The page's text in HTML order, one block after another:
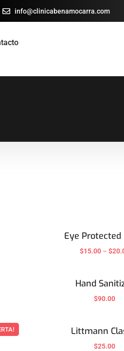
info@clinicabenamocarra.com
Eye Protected
$15.00– $
Hand
$90.00
Littmann
$25.00